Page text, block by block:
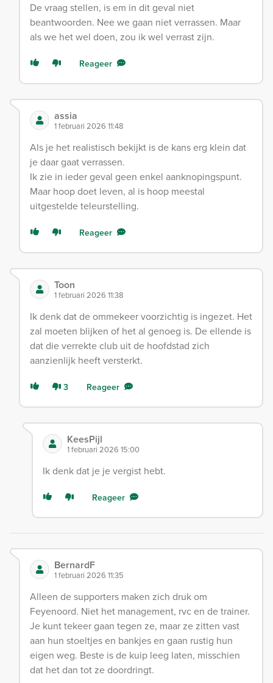
De vraag stellen, is em in dit geval niet
beantwoorden. Nee we gaan niet verrassen. Maar
als we het wel doen, zou ik wel verrast zijn.
Reageer
assia
1 februari 2026 11:48
Als je het realistisch bekijkt is de kans erg klein dat
je daar gaat verrassen.
Ik zie in ieder geval geen enkel aanknopingspunt.
Maar hoop doet leven, al is hoop meestal
uitgestelde teleurstelling.
Reageer
Toon
1 februari 2026 11:38
Ik denk dat de ommekeer voorzichtig is ingezet. Het
zal moeten blijken of het al genoeg is. De ellende is
dat die verrekte club uit de hoofdstad zich
aanzienlijk heeft versterkt.
3 Reageer
KeesPijl
1 februari 2026 15:00
Ik denk dat je je vergist hebt.
Reageer
BernardF
1 februari 2026 11:35
Alleen de supporters maken zich druk om
Feyenoord. Niet het management, rvc en de trainer.
Je kunt tekeer gaan tegen ze, maar ze zitten vast
aan hun stoeltjes en bankjes en gaan rustig hun
eigen weg. Beste is de kuip leeg laten, misschien
dat het dan tot ze doordringt.